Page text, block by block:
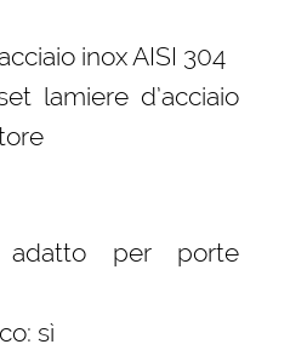
inox AISI 304
lamiere d’acciaio
adatto per porte
sì